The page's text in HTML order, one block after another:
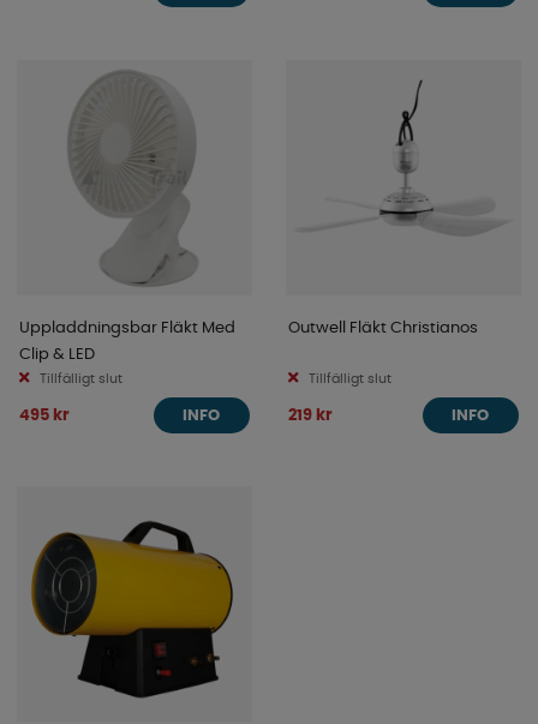
Uppladdningsbar Fläkt Med
Clip & LED
Tillfälligt slut
495 kr INFO
Outwell Fläkt Christianos
Tillfälligt slut
219 kr INFO